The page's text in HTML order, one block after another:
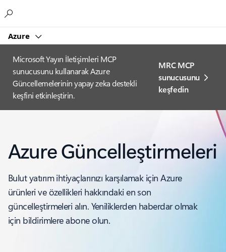
Azure
Microsoft Yayın İletişimleri MCP
sunucusunu kullanarak Azure
Güncellemelerinin yapay zeka destekli
keşfini etkinleştirin.
MRC MCP
sunucusunu
keşfedin
Azure Güncelleştirmeleri
Bulut yatırım ihtiyaçlarınızı karşılamak için Azure
ürünleri ve özellikleri hakkındaki en son
güncelleştirmeleri alın. Yeniliklerden haberdar olmak
için bildirimlere abone olun.